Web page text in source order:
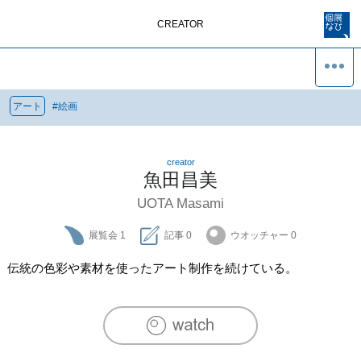
CREATOR
アート #絵画
creator
魚田昌美
UOTA Masami
展覧会 1 記事 0 ウオッチャー 0
伝統の色彩や素材を使ったアート制作を続けている。